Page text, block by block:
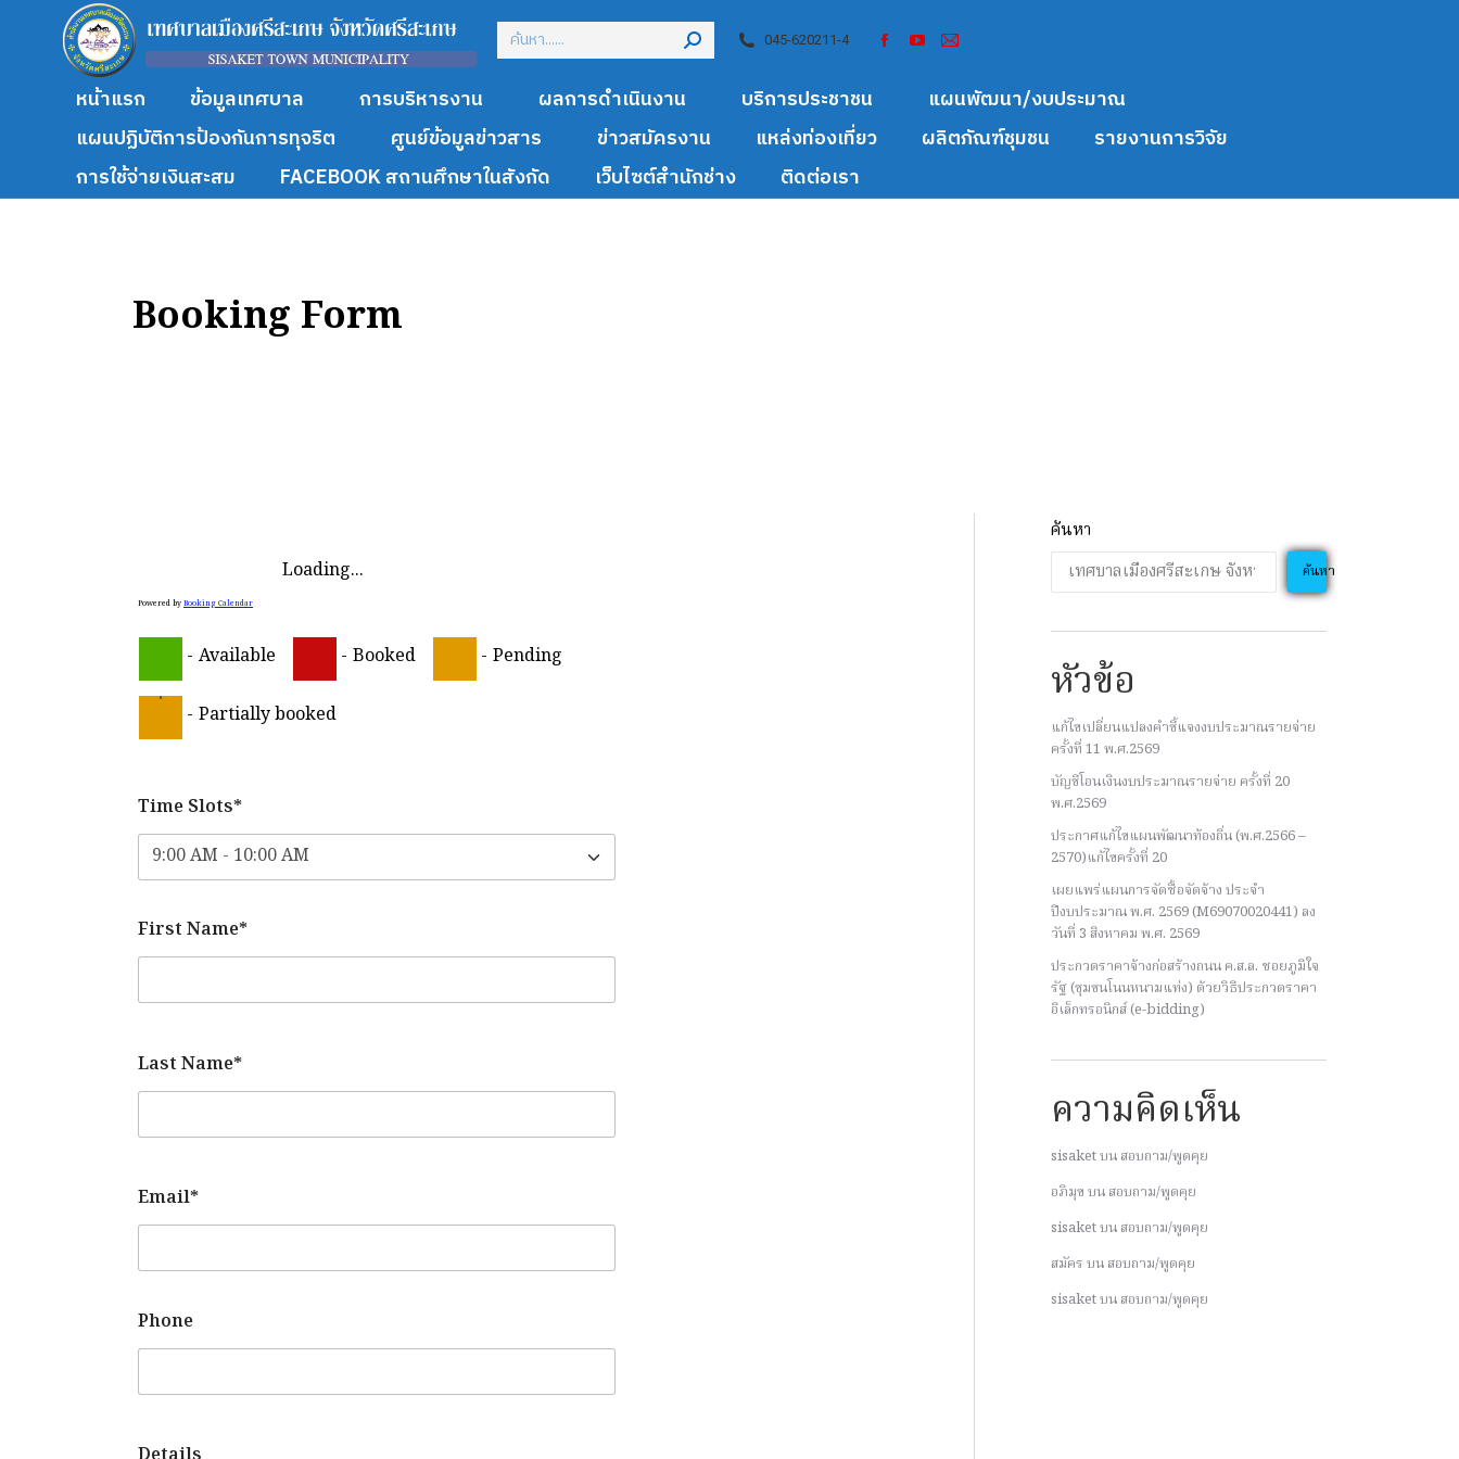
045-620211-4
หน้าแรก ข้อมูลเทศบาล การบริหารงาน ผลการดำเนินงาน บริการประชาชน
แผนพัฒนา/งบประมาณ
แผนปฏิบัติการป้องกันการทุจริต
ศูนย์ข้อมูลข่าวสาร ข่าวสมัครงาน แหล่งท่องเที่ยว ผลิตภัณฑ์ชุมชน
รายงานการวิจัย
การใช้จ่ายเงินสะสม
FACEBOOK สถานศึกษาในสังกัด เว็บไซต์สำนักช่าง ติดต่อเรา
Booking Form
Loading...
Powered byBooking Calendar
- Available - Booked - Pending
· - Partially booked
Time Slots*
First Name*
Last Name*
Email*
Phone
ค้นหา
ค้นหา
หัวข้อ
แก้ไขเปลี่ยนแปลงคำชี้แจงงบประมาณรายจ่าย
ครั้งที่ 11 พ.ศ.2569
บัญชีโอนเงินงบประมาณรายจ่าย ครั้งที่ 20
พ.ศ.2569
ประกาศแก้ไขแผนพัฒนาท้องถิ่น (พ.ศ.2566 –
2570)แก้ไขครั้งที่ 20
เผยแพร่แผนการจัดซื้อจัดจ้าง ประจํา
ปีงบประมาณ พ.ศ. 2569 (M69070020441) ลง
วันที่ 3 สิงหาคม พ.ศ. 2569
ประกวดราคาจ้างก่อสร้างถนน ค.ส.ล. ซอยภูมิใจ
รัฐ (ชุมชนโนนหนามแท่ง) ด้วยวิธีประกวดราคา
อิเล็กทรอนิกส์ (e-bidding)
ความคิดเห็น
sisaketบนสอบถาม/พูดคุย
อภิมุขบนสอบถาม/พูดคุย
sisaketบนสอบถาม/พูดคุย
สมัครบนสอบถาม/พูดคุย
sisaketบนสอบถาม/พูดคุย